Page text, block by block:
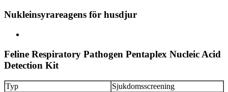
Nukleinsyrareagens för husdjur
Feline Respiratory Pathogen Pentaplex Nucleic Acid
Detection Kit
Typ
Sjukdomsscreening